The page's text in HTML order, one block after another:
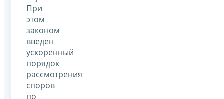
При
этом
законом
введен
ускоренный
порядок
рассмотрения
споров
по